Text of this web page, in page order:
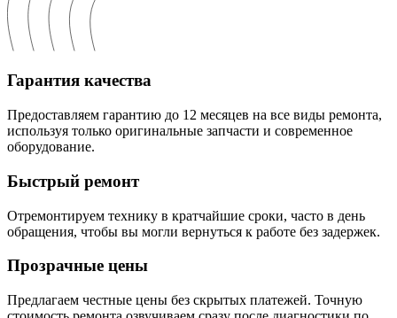
Гарантия качества
Предоставляем гарантию до 12 месяцев на все виды ремонта,
используя только оригинальные запчасти и современное
оборудование.
Быстрый ремонт
Отремонтируем технику в кратчайшие сроки, часто в день
обращения, чтобы вы могли вернуться к работе без задержек.
Прозрачные цены
Предлагаем честные цены без скрытых платежей. Точную